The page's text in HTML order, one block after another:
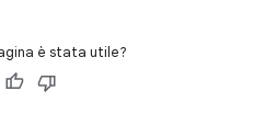
è stata utile?